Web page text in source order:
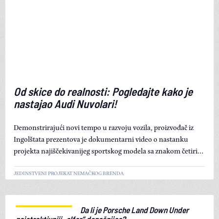
Od skice do realnosti: Pogledajte kako je
nastajao Audi Nuvolari!
Demonstrirajući novi tempo u razvoju vozila, proizvođač iz
Ingolštata prezentova je dokumentarni video o nastanku
projekta najiščekivanijeg sportskog modela sa znakom četiri
JEDINSTVENI PROJEKAT NEMAČKOG BRENDA
Da li je Porsche Land Down Under